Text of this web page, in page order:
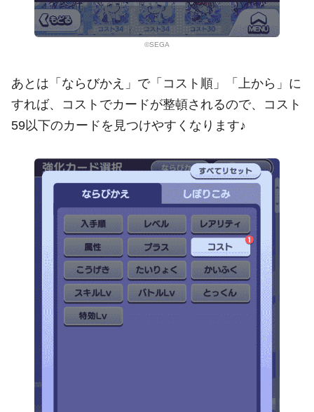
©SEGA
あとは「ならびかえ」で「コスト順」「上から」に
すれば、コストでカードが整頓されるので、コスト
59以下のカードを見つけやすくなります♪